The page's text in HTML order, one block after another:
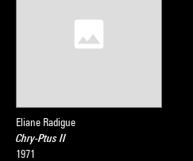
Eliane Radigue
Chry-Ptus II
1971